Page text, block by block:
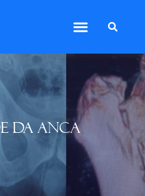
DA ANCA